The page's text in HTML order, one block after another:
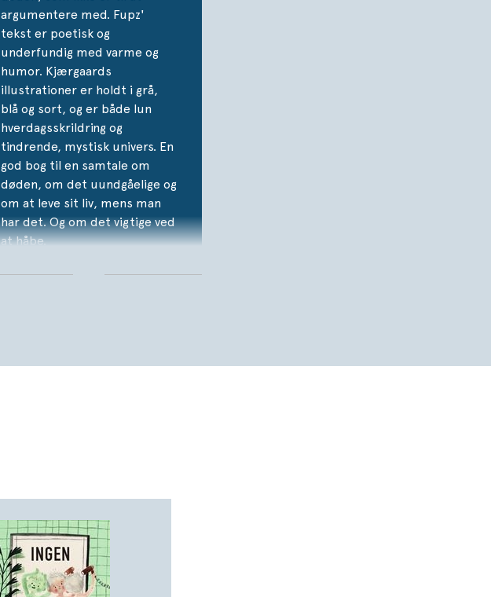
argumentere med. Fupz'
tekst er poetisk og
underfundig med varme og
humor. Kjærgaards
illustrationer er holdt i grå,
blå og sort, og er både lun
hverdagsskrildring og
tindrende, mystisk univers. En
god bog til en samtale om
døden, om det uundgåelige og
om at leve sit liv, mens man
har det. Og om det vigtige ved
at håbe.